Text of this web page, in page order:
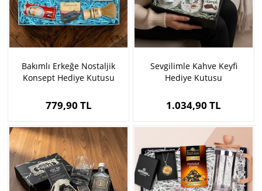
Bakımlı Erkeğe Nostaljik
Konsept Hediye Kutusu
779,90 TL
Sevgilimle Kahve Keyfi
Hediye Kutusu
1.034,90 TL